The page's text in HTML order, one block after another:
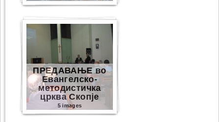
ПРЕДАВАЊЕ во
Евангелско-
методистичка
црква Скопје
5 images